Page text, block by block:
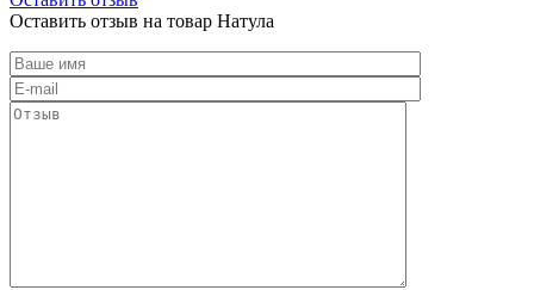
Оставить отзыв на товар Натула